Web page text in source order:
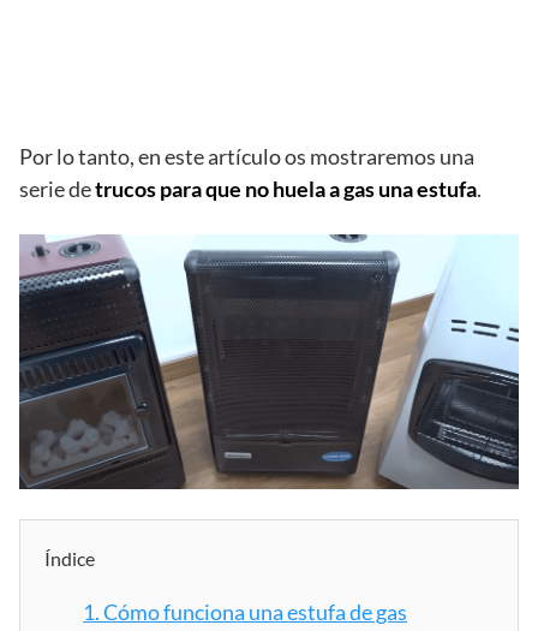
Por lo tanto, en este artículo os mostraremos una
serie detrucos para que no huela a gas una estufa.
Índice
1.Cómo funciona una estufa de gas